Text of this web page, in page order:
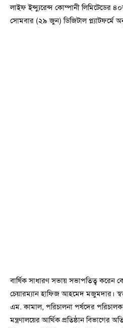
লাইফ ইন্স্যুরেন্স কোম্পানী লিমিটেডের
সোমবার (২৯ জুন) ডিজিটাল প্ল্যাটফর্মে
বার্ষিক সাধারণ সভায় সভাপতিত্ব করেন
চেয়ারম্যান হাফিজ আহমেদ মজুমদার।
এম. কামাল, পরিচালনা পর্ষদের
মন্ত্রণালয়ের আর্থিক প্রতিষ্ঠান বিভাগের